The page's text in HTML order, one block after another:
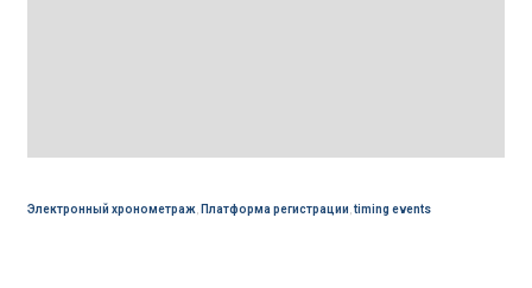
Электронный хронометраж, Платформа регистрации,timing events